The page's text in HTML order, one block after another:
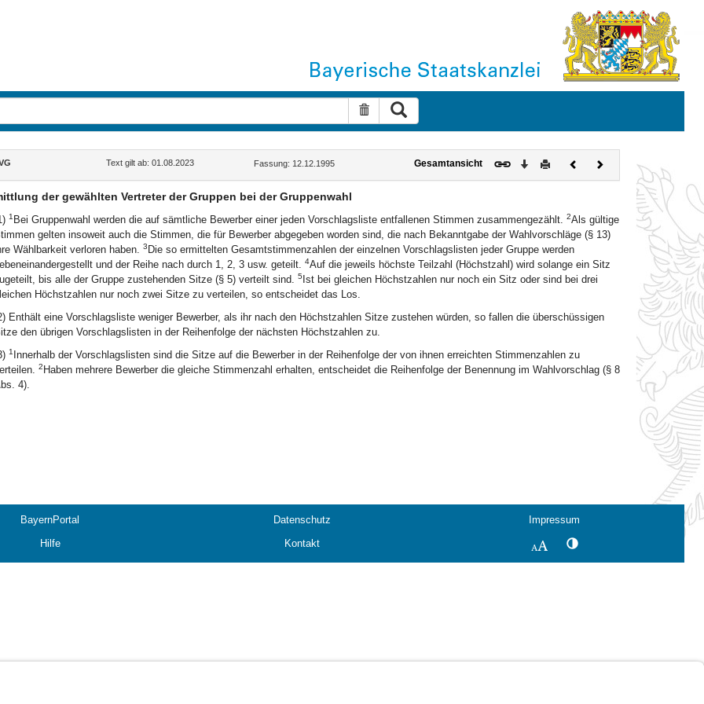
Suche zurücksetzen
Text gilt ab: 01.08.2023 Fassung: 12.12.1995 Gesamtansicht Download
DruckenVorherigesNächstes
Dokument
der gewählten Vertreter der Gruppen bei der Gruppenwahl
1 Bei Gruppenwahl werden die auf sämtliche Bewerber einer jeden Vorschlagsliste entfallenen Stimmen zusammengezählt. 2Als gültige
gelten insoweit auch die Stimmen, die für Bewerber abgegeben worden sind, die nach Bekanntgabe der Wahlvorschläge (§ 13)
Wählbarkeit verloren haben. 3 Die so ermittelten Gesamtstimmenzahlen der einzelnen Vorschlagslisten jeder Gruppe werden
und der Reihe nach durch 1, 2, 3 usw. geteilt. 4Auf die jeweils höchste Teilzahl (Höchstzahl) wird solange ein Sitz
bis alle der Gruppe zustehenden Sitze (§ 5) verteilt sind. 5 Ist bei gleichen Höchstzahlen nur noch ein Sitz oder sind bei drei
Höchstzahlen nur noch zwei Sitze zu verteilen, so entscheidet das Los.
Enthält eine Vorschlagsliste weniger Bewerber, als ihr nach den Höchstzahlen Sitze zustehen würden, so fallen die überschüssigen
den übrigen Vorschlagslisten in der Reihenfolge der nächsten Höchstzahlen zu.
1 Innerhalb der Vorschlagslisten sind die Sitze auf die Bewerber in der Reihenfolge der von ihnen erreichten Stimmenzahlen zu
2 Haben mehrere Bewerber die gleiche Stimmenzahl erhalten, entscheidet die Reihenfolge der Benennung im Wahlvorschlag (§ 8
4).
BayernPortal Datenschutz
Impressum
Hilfe Kontakt SchriftgrößeKontrastwechsel